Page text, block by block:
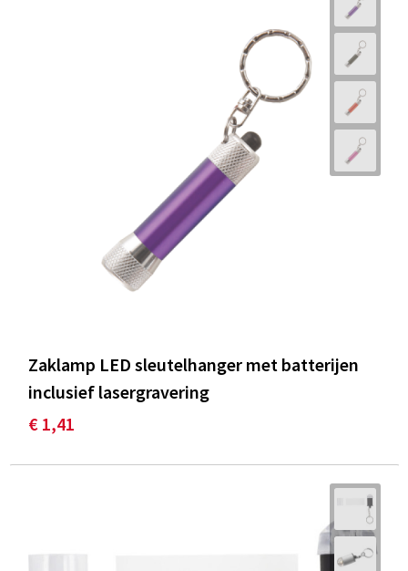
Zaklamp LED sleutelhanger met batterijen
inclusief lasergravering
€ 1,41